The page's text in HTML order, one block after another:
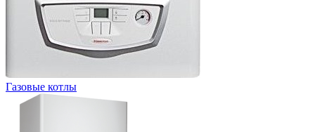
Газовые котлы